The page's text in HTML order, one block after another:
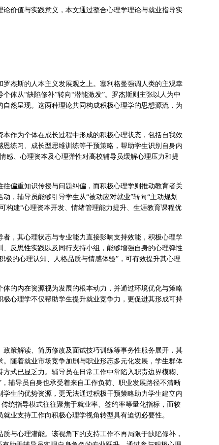
价值与实践意义，本文通过整合心理学理论与就业指导实
杰斯的人本主义发展观之上。塞利格曼强调人类的主观幸
体从“缺陷修补”转向“潜能激发”。罗杰斯则主张以人为中
然呈现。这两种理论共同构成积极心理学的思想源流，为
作为个体在成长过程中形成的积极心理状态，包括自我效
练习、成长型思维训练等干预策略，帮助学生识别自身内
感、心理资本及心理弹性对高校辅导员缓解心理压力和提
偏重知识传授与问题纠偏，而积极心理学则推动教育者关
，辅导员能够引导学生从“被动应对就业”转向“主动规划
构建“心理资本开发、情绪管理能力提升、生涯教育课程优
，其心理状态与专业能力直接影响支持效能，积极心理学
反思性实践以及同行支持小组，能够增强自身的心理弹性
极的心理认知、人格品质与情感体验”，可有效提升其心理
的内在资源视为发展的根本动力，并通过环境优化与策略
心理学不仅帮助学生提升就业竞争力，更促进其形成可持
策解读、简历修改及面试技巧训练等事务性服务展开，其
随着就业市场竞争加剧与职业形态多元化发展，学生群体
式已显乏力。辅导员在日常工作中常陷入职责边界模糊、
辅导员自身也承受着来自工作负荷、职业发展路径不清晰
生的优势资源，更无法通过积极干预策略助力学生建立内
统指导模式往往聚焦于就业率、签约率等量化指标，而较
业支持工作向积极心理学视角转型具有迫切必要性。
与心理潜能。该视角下的支持工作不再局限于缺陷修补，